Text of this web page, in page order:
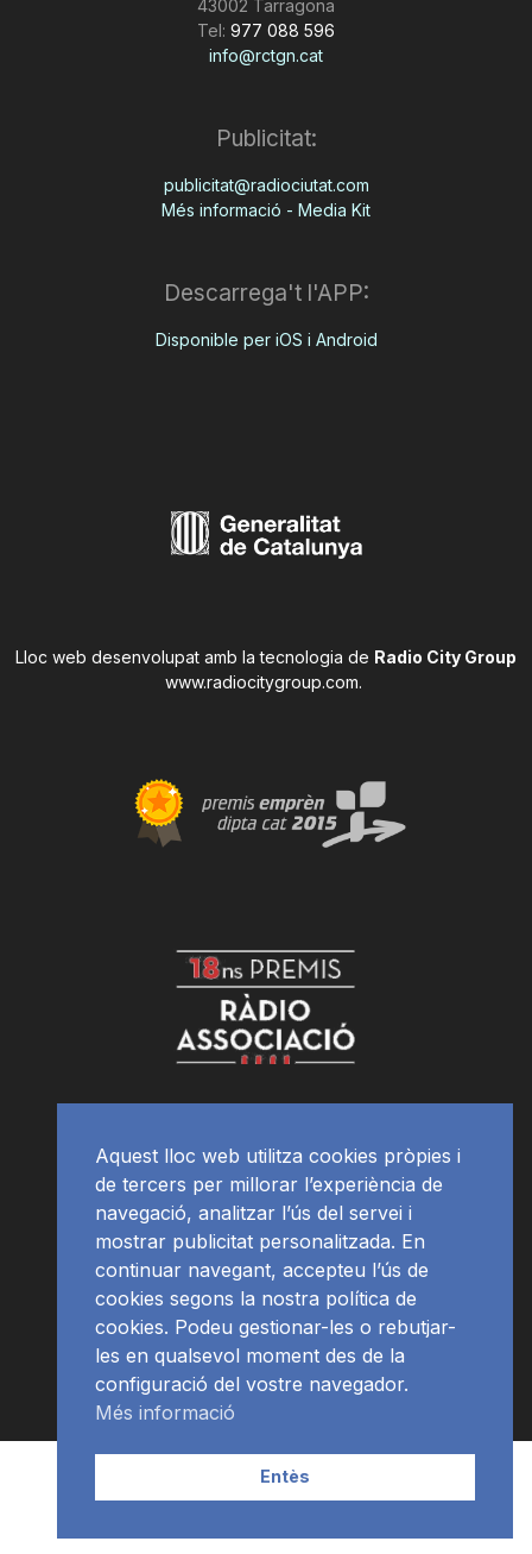
43002 Tarragona
Tel: 977 088 596
info@rctgn.cat
Publicitat:
publicitat@radiociutat.com
Més informació - Media Kit
Descarrega't l'APP:
Disponible per iOS i Android
Lloc web desenvolupat amb la tecnologia de Radio City Group
www.radiocitygroup.com.
APP Programació
Aquest lloc web utilitza cookies pròpies i
de tercers per millorar l’experiència de
navegació, analitzar l’ús del servei i
mostrar publicitat personalitzada. En
continuar navegant, accepteu l’ús de
cookies segons la nostra política de
cookies. Podeu gestionar-les o rebutjar-
les en qualsevol moment des de la
configuració del vostre navegador.
Més informació
Entès